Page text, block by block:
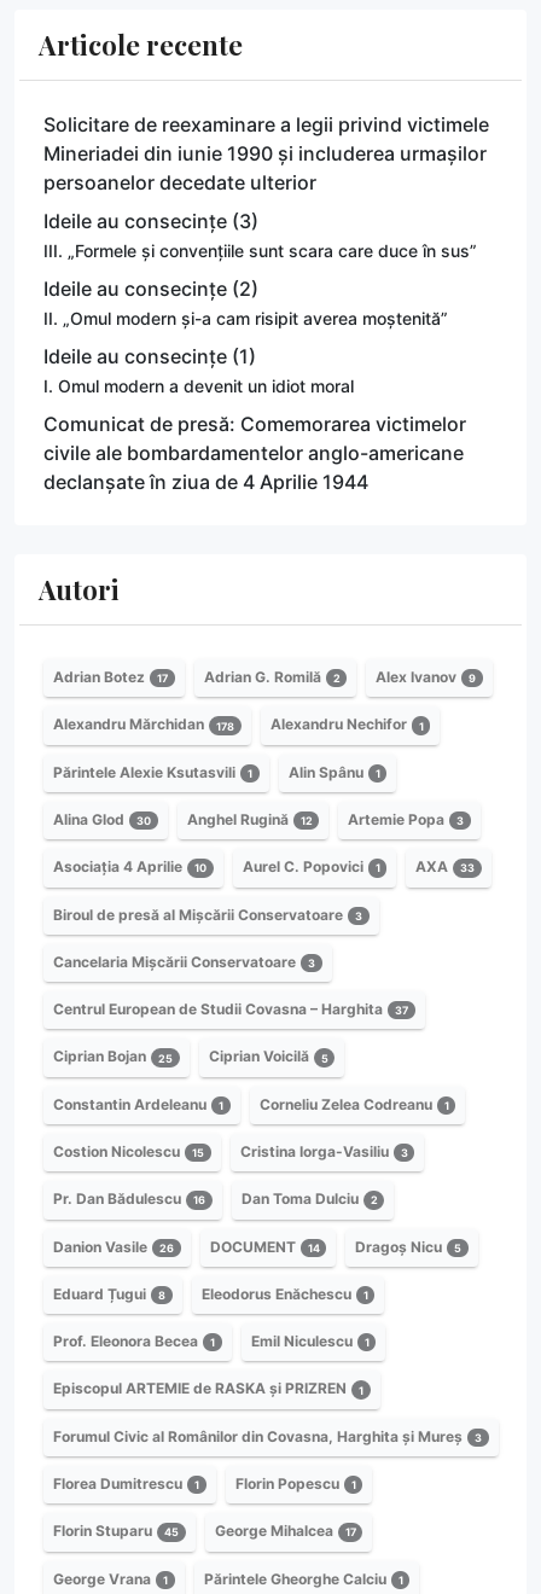
Articole recente
Solicitare de reexaminare a legii privind victimele
Mineriadei din iunie 1990 și includerea urmașilor
persoanelor decedate ulterior
Ideile au consecințe (3)
III. „Formele și convențiile sunt scara care duce în sus”
Ideile au consecințe (2)
II. „Omul modern și-a cam risipit averea moștenită”
Ideile au consecințe (1)
I. Omul modern a devenit un idiot moral
Comunicat de presă: Comemorarea victimelor
civile ale bombardamentelor anglo-americane
declanșate în ziua de 4 Aprilie 1944
Autori
Adrian Botez 17 Adrian G. Romilă 2 Alex Ivanov 9
Alexandru Mărchidan 178 Alexandru Nechifor 1
Părintele Alexie Ksutasvili 1 Alin Spânu 1
Alina Glod 30 Anghel Rugină 12 Artemie Popa 3
Asociația 4 Aprilie 10 Aurel C. Popovici 1 AXA 33
Biroul de presă al Mișcării Conservatoare 3
Cancelaria Mișcării Conservatoare 3
Centrul European de Studii Covasna – Harghita 37
Ciprian Bojan 25 Ciprian Voicilă 5
Constantin Ardeleanu 1 Corneliu Zelea Codreanu 1
Costion Nicolescu 15 Cristina Iorga-Vasiliu 3
Pr. Dan Bădulescu 16 Dan Toma Dulciu 2
Danion Vasile 26 DOCUMENT 14 Dragoș Nicu 5
Eduard Țugui 8 Eleodorus Enăchescu 1
Prof. Eleonora Becea 1 Emil Niculescu 1
Episcopul ARTEMIE de RASKA și PRIZREN 1
Forumul Civic al Românilor din Covasna, Harghita și Mureș 3
Florea Dumitrescu 1 Florin Popescu 1
Florin Stuparu 45 George Mihalcea 17
George Vrana 1 Părintele Gheorghe Calciu 1